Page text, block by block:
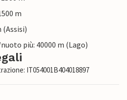
m
(Assisi)
più: 40000 m (Lago)
IT054001B404018897